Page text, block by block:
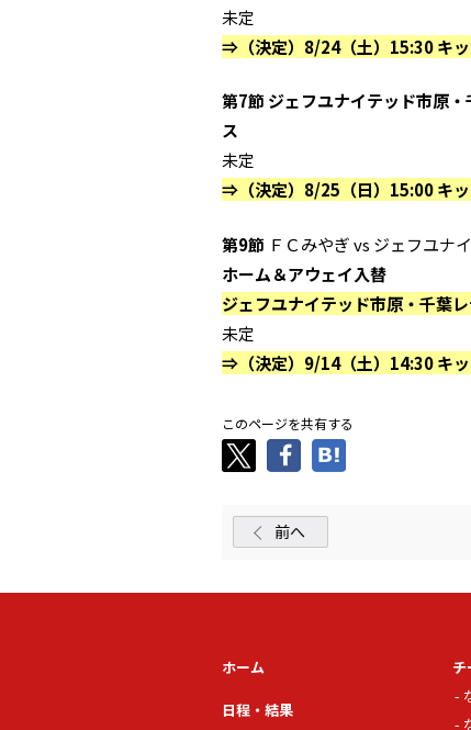
未定
⇒（決定）8/24（土）15:30 キッ
第7節 ジェフユナイテッド市原
ス
未定
⇒（決定）8/25（日）15:00 キ
第9節 ＦＣみやぎ vs ジェフユナ
ホーム＆アウェイ入替
ジェフユナイテッド市原・千葉
未定
⇒（決定）9/14（土）14:30 キッ
このページを共有する
前へ
ホーム
日程・結果
チ